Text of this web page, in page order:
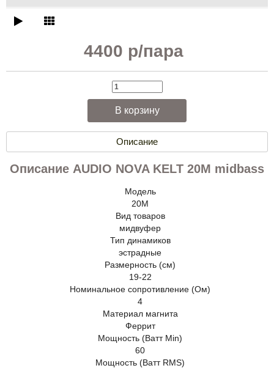
4400 р/пара
Описание
Описание AUDIO NOVA KELT 20M midbass
Модель
20M
Вид товаров
мидвуфер
Тип динамиков
эстрадные
Размерность (см)
19-22
Номинальное сопротивление (Ом)
4
Материал магнита
Феррит
Мощность (Ватт Min)
60
Мощность (Ватт RMS)